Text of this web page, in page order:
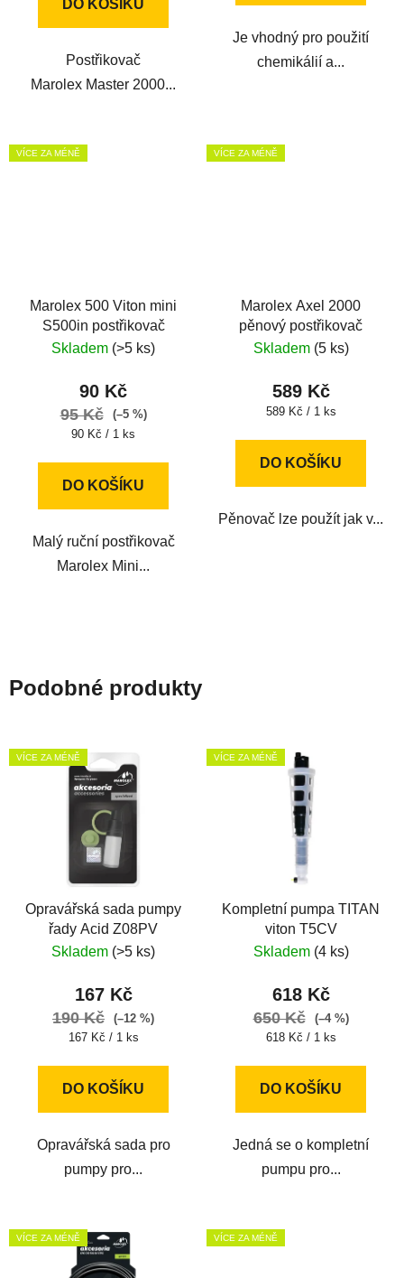
DO KOŠÍKU
Postřikovač
Marolex Master 2000...
Je vhodný pro použití
chemikálií a...
VÍCE ZA MÉNĚ
Marolex 500 Viton mini
S500in postřikovač
Skladem (>5 ks)
90 Kč
95 Kč
(–5 %)
Měrná
90 Kč / 1 ks
DO KOŠÍKU
Malý ruční postřikovač
Marolex Mini...
VÍCE ZA MÉNĚ
Marolex Axel 2000
pěnový postřikovač
Skladem (5 ks)
589 Kč
Měrná
589 Kč / 1 ks
DO KOŠÍKU
Pěnovač lze použít jak v...
Podobné produkty
VÍCE ZA MÉNĚ
Opravářská sada pumpy
řady Acid Z08PV
Skladem (>5 ks)
167 Kč
190 Kč
(–12 %)
Měrná
167 Kč / 1 ks
DO KOŠÍKU
Opravářská sada pro
pumpy pro...
VÍCE ZA MÉNĚ
Kompletní pumpa TITAN
viton T5CV
Skladem (4 ks)
618 Kč
650 Kč
(–4 %)
Měrná
618 Kč / 1 ks
DO KOŠÍKU
Jedná se o kompletní
pumpu pro...
VÍCE ZA MÉNĚ VÍCE ZA MÉNĚ